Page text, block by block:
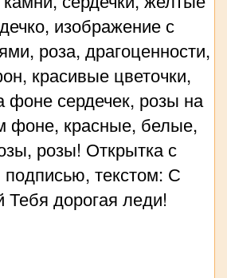
изображение с
роза, драгоценности,
красивые цветочки,
фоне сердечек, розы на
фоне, красные, белые,
розы! Открытка с
текстом: С
дорогая леди!